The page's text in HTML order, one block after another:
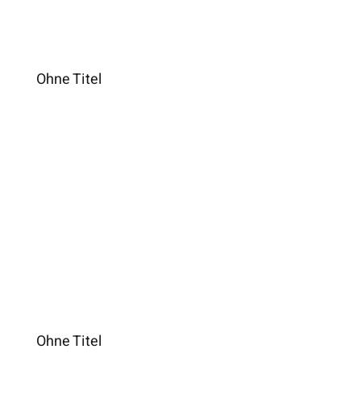
Ohne Titel
Ohne Titel